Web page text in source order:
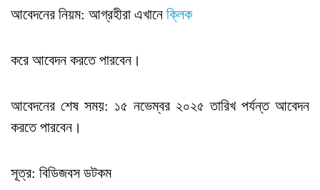
আবেদনের নিয়ম: আগ্রহীরা এখানে ক্লিক
করে আবেদন করতে পারবেন।
আবেদনের শেষ সময়: ১৫ নভেম্বর ২০২৫ তারিখ পর্যন্ত আবেদন
করতে পারবেন।
সূত্র: বিডিজবস ডটকম